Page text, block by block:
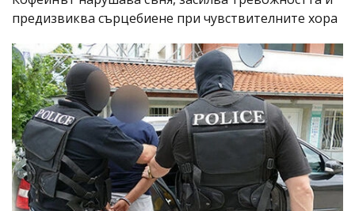
предизвиква сърцебиене при чувствителните хора